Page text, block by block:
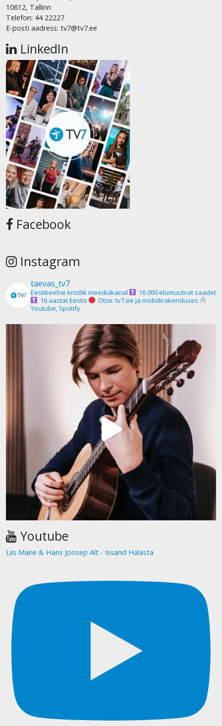
10612, Tallinn
Telefon: 44 22227
E-posti aadress: tv7@tv7.ee
LinkedIn
Facebook
Instagram
taevas_tv7
Eestikeelne kristlik meediakanal
16 000 elumuutvat saadet
16 aastat Eestis
Otse: tv7.ee ja mobiilirakenduses
Youtube, Spotify
Youtube
Liis Marie & Hans Joosep Alt - Issand Halasta